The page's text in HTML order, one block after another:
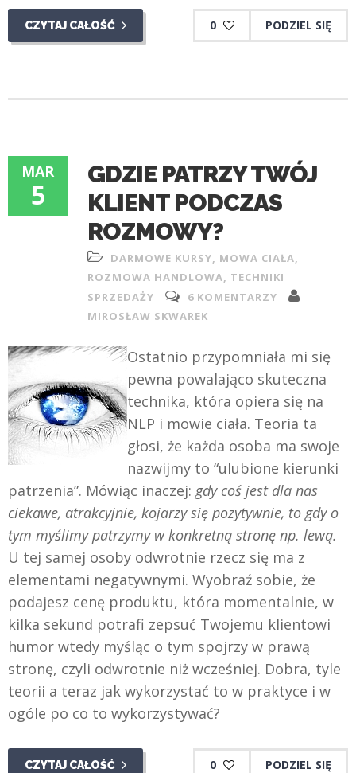
CZYTAJ CAŁOŚĆ 0 PODZIEL SIĘ
MAR
5
GDZIE PATRZY TWÓJ
KLIENT PODCZAS
ROZMOWY?
DARMOWE KURSY, MOWA CIAŁA,
ROZMOWA HANDLOWA, TECHNIKI
SPRZEDAŻY
6 KOMENTARZY
MIROSŁAW SKWAREK
Ostatnio przypomniała mi się
pewna powalająco skuteczna
technika, która opiera się na
NLP i mowie ciała. Teoria ta
głosi, że każda osoba ma swoje
nazwijmy to “ulubione kierunki
patrzenia”. Mówiąc inaczej: gdy coś jest dla nas
ciekawe, atrakcyjnie, kojarzy się pozytywnie, to gdy o
tym myślimy patrzymy w konkretną stronę np. lewą.
U tej samej osoby odwrotnie rzecz się ma z
elementami negatywnymi. Wyobraź sobie, że
podajesz cenę produktu, która momentalnie, w
kilka sekund potrafi zepsuć Twojemu klientowi
humor wtedy myśląc o tym spojrzy w prawą
stronę, czyli odwrotnie niż wcześniej. Dobra, tyle
teorii a teraz jak wykorzystać to w praktyce i w
ogóle po co to wykorzystywać?
CZYTAJ CAŁOŚĆ 0 PODZIEL SIĘ